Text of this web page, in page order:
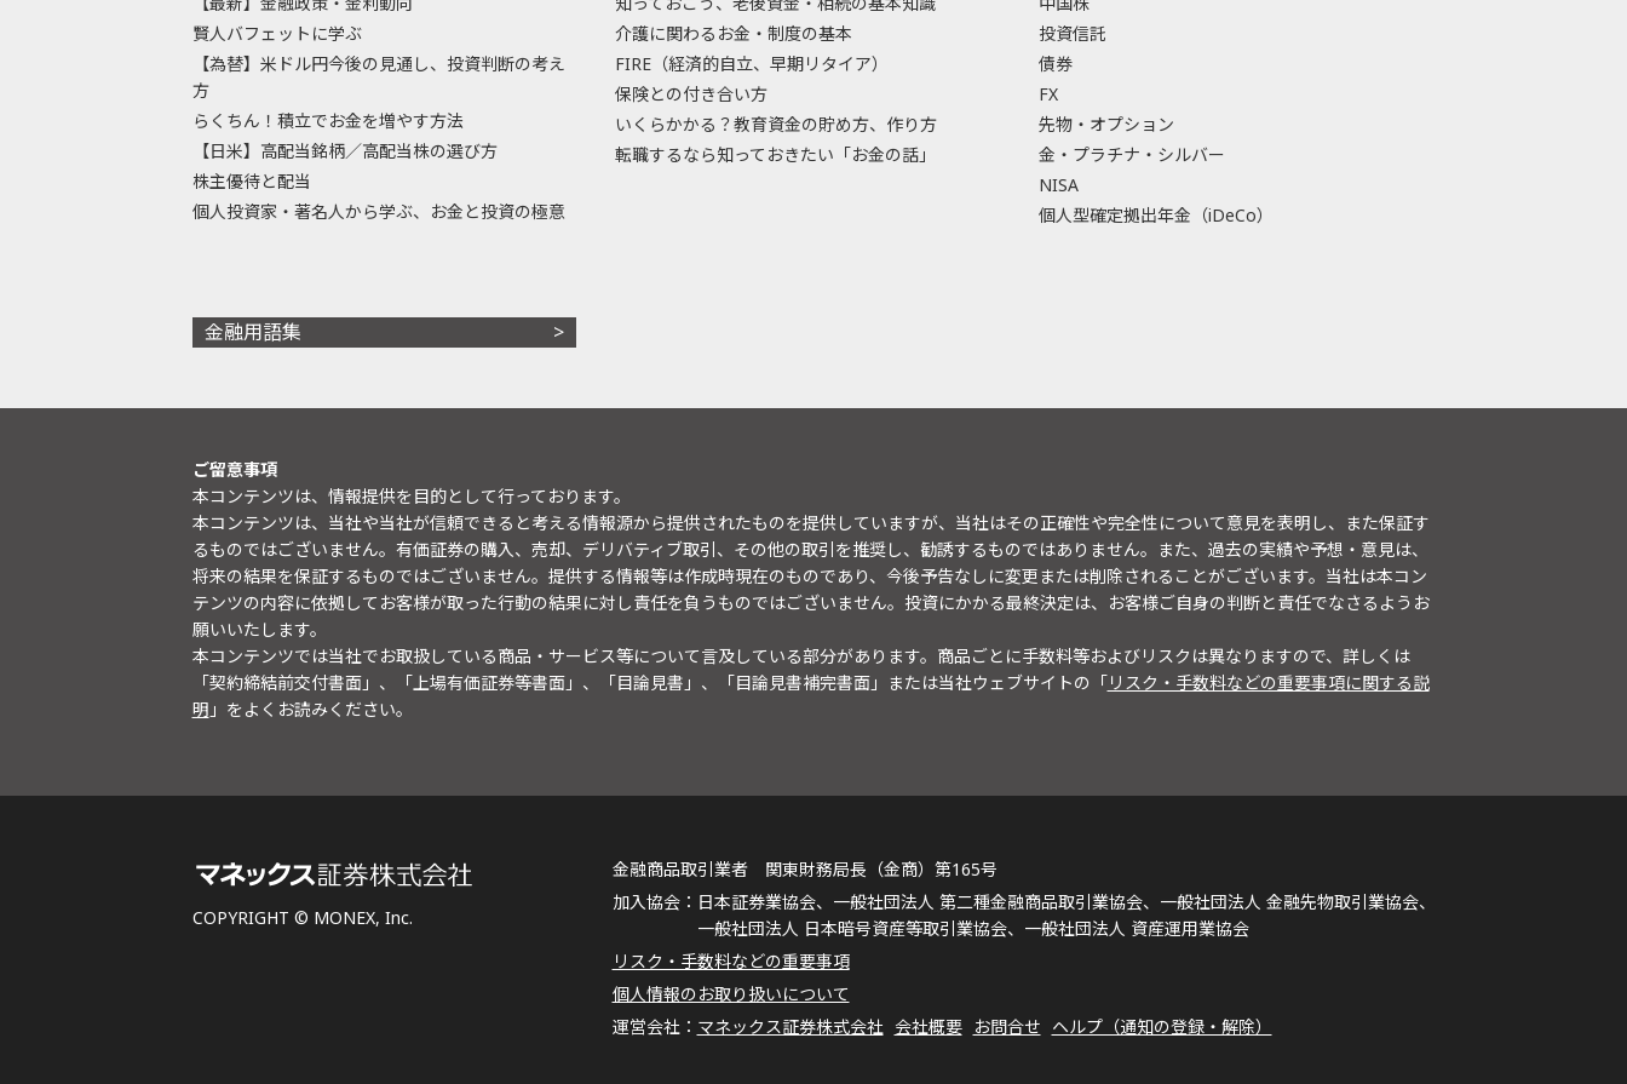
賢人バフェットに学ぶ
【為替】米ドル円今後の見通し、投資判断の考え
方
らくちん！積立でお金を増やす方法
【日米】高配当銘柄／高配当株の選び方
株主優待と配当
個人投資家・著名人から学ぶ、お金と投資の極意
介護に関わるお金・制度の基本
FIRE（経済的自立、早期リタイア）
保険との付き合い方
いくらかかる？教育資金の貯め方、作り方
転職するなら知っておきたい「お金の話」
投資信託
債券
FX
先物・オプション
金・プラチナ・シルバー
NISA
個人型確定拠出年金（iDeCo）
金融用語集
ご留意事項
本コンテンツは、情報提供を目的として行っております。
本コンテンツは、当社や当社が信頼できると考える情報源から提供されたものを提供していますが、当社はその正確性や完全性について意見を表明し、また保証す
るものではございません。有価証券の購入、売却、デリバティブ取引、その他の取引を推奨し、勧誘するものではありません。また、過去の実績や予想・意見は、
将来の結果を保証するものではございません。提供する情報等は作成時現在のものであり、今後予告なしに変更または削除されることがございます。当社は本コン
テンツの内容に依拠してお客様が取った行動の結果に対し責任を負うものではございません。投資にかかる最終決定は、お客様ご自身の判断と責任でなさるようお
願いいたします。
本コンテンツでは当社でお取扱している商品・サービス等について言及している部分があります。商品ごとに手数料等およびリスクは異なりますので、詳しくは
「契約締結前交付書面」、「上場有価証券等書面」、「目論見書」、「目論見書補完書面」または当社ウェブサイトの「リスク・手数料などの重要事項に関する説
明 」をよくお読みください。
COPYRIGHT © MONEX, Inc.
金融商品取引業者 関東財務局長（金商）第165号
日本証券業協会、一般社団法人 第二種金融商品取引業協会、一般社団法人 金融先物取引業協会、
一般社団法人 日本暗号資産等取引業協会、一般社団法人 資産運用業協会
リスク・手数料などの重要事項
個人情報のお取り扱いについて
マネックス証券株式会社 会社概要 お問合せ ヘルプ（通知の登録・解除）